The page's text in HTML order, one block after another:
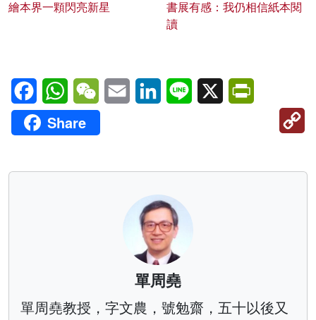
繪本界一顆閃亮新星
書展有感：我仍相信紙本閱
讀
FacebookWhatsAppWeChatEmail LinkedInLine X
Share
單周堯
單周堯教授，字文農，號勉齋，五十以後又